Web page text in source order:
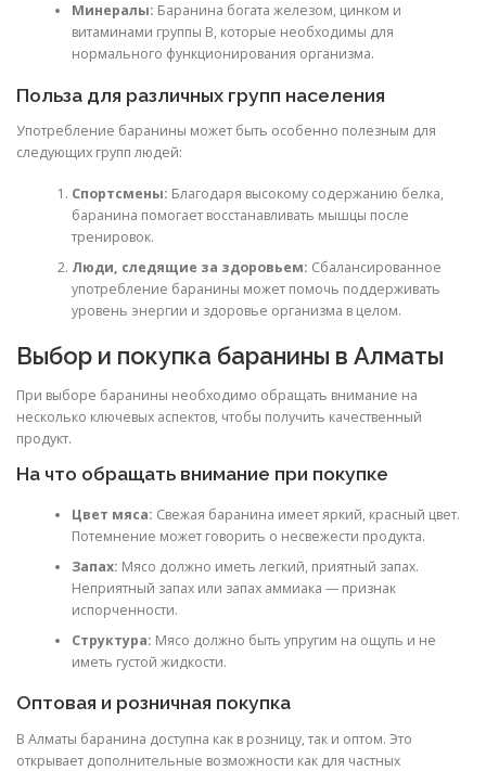
Минералы: Баранина богата железом, цинком и
витаминами группы B, которые необходимы для
нормального функционирования организма.
Польза для различных групп населения
Употребление баранины может быть особенно полезным для
следующих групп людей:
Спортсмены: Благодаря высокому содержанию белка,
баранина помогает восстанавливать мышцы после
тренировок.
Люди, следящие за здоровьем: Сбалансированное
употребление баранины может помочь поддерживать
уровень энергии и здоровье организма в целом.
Выбор и покупка баранины в Алматы
При выборе баранины необходимо обращать внимание на
несколько ключевых аспектов, чтобы получить качественный
продукт.
На что обращать внимание при покупке
Цвет мяса: Свежая баранина имеет яркий, красный цвет.
Потемнение может говорить о несвежести продукта.
Запах: Мясо должно иметь легкий, приятный запах.
Неприятный запах или запах аммиака — признак
испорченности.
Структура: Мясо должно быть упругим на ощупь и не
иметь густой жидкости.
Оптовая и розничная покупка
В Алматы баранина доступна как в розницу, так и оптом. Это
открывает дополнительные возможности как для частных